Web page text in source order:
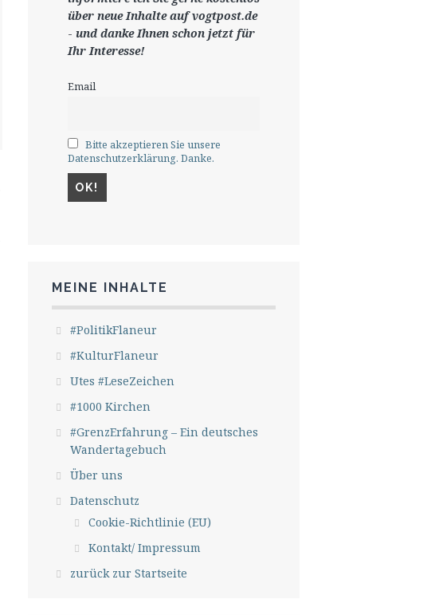
über neue Inhalte auf vogtpost.de
- und danke Ihnen schon jetzt für
Ihr Interesse!
Email
Bitte akzeptieren Sie unsere
Datenschutzerklärung. Danke.
MEINE INHALTE
#PolitikFlaneur
#KulturFlaneur
Utes #LeseZeichen
#1000 Kirchen
#GrenzErfahrung – Ein deutsches
Wandertagebuch
Über uns
Datenschutz
Cookie-Richtlinie (EU)
Kontakt/ Impressum
zurück zur Startseite